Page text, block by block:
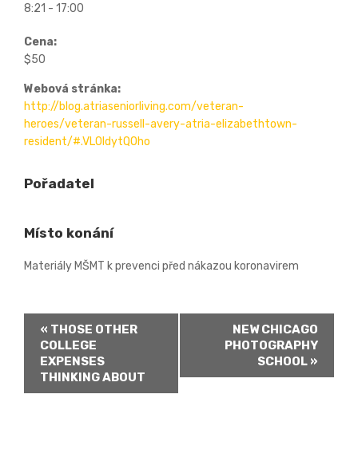
8:21 - 17:00
Cena:
$50
Webová stránka:
http://blog.atriaseniorliving.com/veteran-
heroes/veteran-russell-avery-atria-elizabethtown-
resident/#.VLOIdytQOho
Pořadatel
Místo konání
Materiály MŠMT k prevenci před nákazou koronavirem
n
« THOSE OTHER
COLLEGE
EXPENSES
THINKING ABOUT
NEW CHICAGO
PHOTOGRAPHY
SCHOOL »